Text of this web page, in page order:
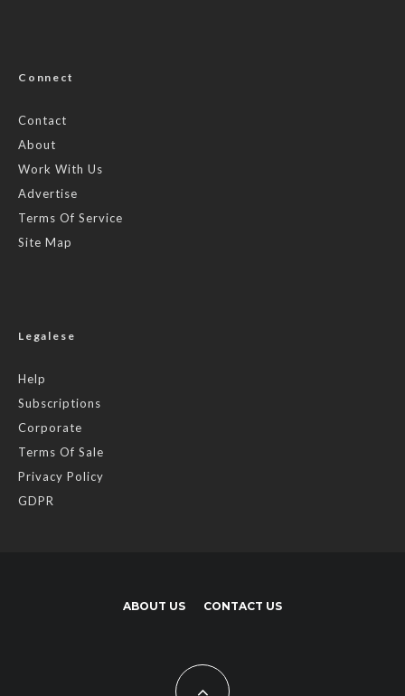
Connect
Contact
About
Work With Us
Advertise
Terms Of Service
Site Map
Legalese
Help
Subscriptions
Corporate
Terms Of Sale
Privacy Policy
GDPR
ABOUT US CONTACT US